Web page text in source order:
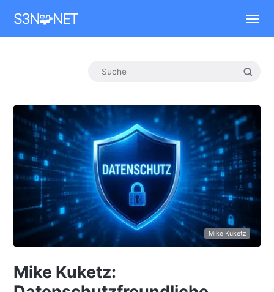
S3N🧩NET
Mike Kuketz
Mike Kuketz: